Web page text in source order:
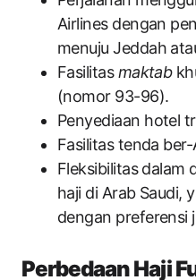
Airlines dengan
menuju Jeddah
Fasilitasmaktab
(nomor 93-96).
Penyediaan hotel
Fasilitas tenda
Fleksibilitas dalam
haji di Arab Saudi,
dengan preferensi
Perbedaan Haji